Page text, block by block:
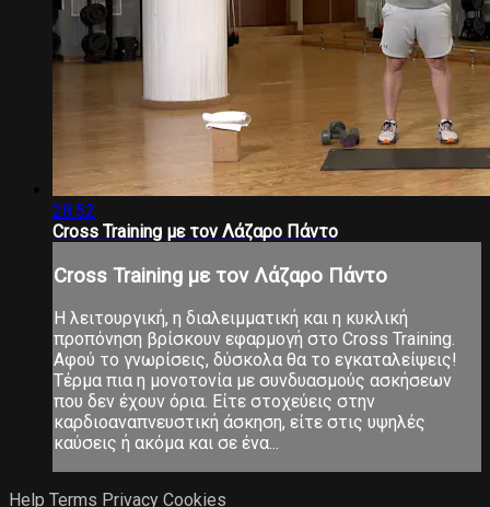
28:52
Cross Training με τον Λάζαρο Πάντο
Cross Training με τον Λάζαρο Πάντο
Η λειτουργική, η διαλειμματική και η κυκλική
προπόνηση βρίσκουν εφαρμογή στο Cross Training.
Αφού το γνωρίσεις, δύσκολα θα το εγκαταλείψεις!
Τέρμα πια η μονοτονία με συνδυασμούς ασκήσεων
που δεν έχουν όρια. Είτε στοχεύεις στην
καρδιοαναπνευστική άσκηση, είτε στις υψηλές
καύσεις ή ακόμα και σε ένα...
Help Terms Privacy Cookies